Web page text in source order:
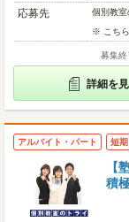
応募先
個別教
※ こち
募集終
詳細を
アルバイト・パート 短期
【
積